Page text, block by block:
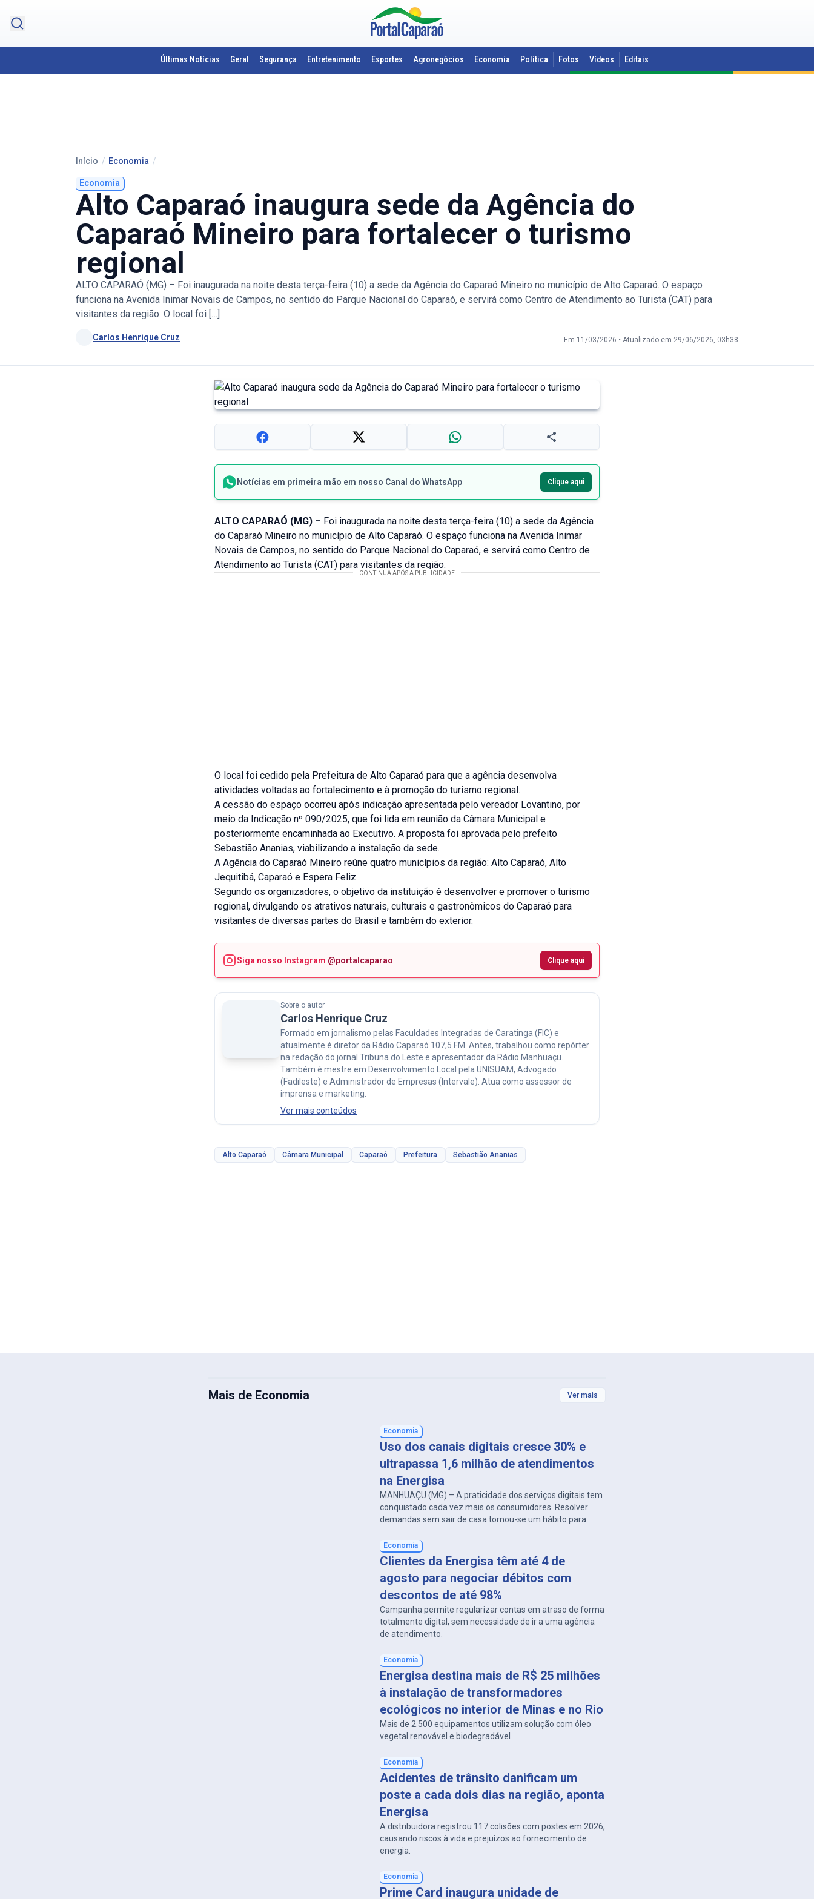
Últimas Notícias Geral Segurança Entretenimento Esportes Agronegócios Economia Política Fotos Vídeos Editais
Início / Economia /
Economia
Alto Caparaó inaugura sede da Agência do
Caparaó Mineiro para fortalecer o turismo
regional
ALTO CAPARAÓ (MG) – Foi inaugurada na noite desta terça-feira (10) a sede da Agência do Caparaó Mineiro no município de Alto Caparaó. O espaço
funciona na Avenida Inimar Novais de Campos, no sentido do Parque Nacional do Caparaó, e servirá como Centro de Atendimento ao Turista (CAT) para
visitantes da região. O local foi […]
Carlos Henrique Cruz Em 11/03/2026 • Atualizado em 29/06/2026, 03h38
Notícias em primeira mão em nosso Canal do WhatsApp Clique aqui
ALTO CAPARAÓ (MG) – Foi inaugurada na noite desta terça-feira (10) a sede da Agência
do Caparaó Mineiro no município de Alto Caparaó. O espaço funciona na Avenida Inimar
Novais de Campos, no sentido do Parque Nacional do Caparaó, e servirá como Centro de
Atendimento ao Turista (CAT) para visitantes da região.
O local foi cedido pela Prefeitura de Alto Caparaó para que a agência desenvolva
atividades voltadas ao fortalecimento e à promoção do turismo regional.
A cessão do espaço ocorreu após indicação apresentada pelo vereador Lovantino, por
meio da Indicação nº 090/2025, que foi lida em reunião da Câmara Municipal e
posteriormente encaminhada ao Executivo. A proposta foi aprovada pelo prefeito
Sebastião Ananias, viabilizando a instalação da sede.
A Agência do Caparaó Mineiro reúne quatro municípios da região: Alto Caparaó, Alto
Jequitibá, Caparaó e Espera Feliz.
Segundo os organizadores, o objetivo da instituição é desenvolver e promover o turismo
regional, divulgando os atrativos naturais, culturais e gastronômicos do Caparaó para
visitantes de diversas partes do Brasil e também do exterior.
Siga nosso Instagram @portalcaparao Clique aqui
Sobre o autor
Carlos Henrique Cruz
Formado em jornalismo pelas Faculdades Integradas de Caratinga (FIC) e
atualmente é diretor da Rádio Caparaó 107,5 FM. Antes, trabalhou como repórter
na redação do jornal Tribuna do Leste e apresentador da Rádio Manhuaçu.
Também é mestre em Desenvolvimento Local pela UNISUAM, Advogado
(Fadileste) e Administrador de Empresas (Intervale). Atua como assessor de
imprensa e marketing.
Ver mais conteúdos
Alto Caparaó Câmara Municipal Caparaó Prefeitura Sebastião Ananias
Mais de Economia Ver mais
Economia
Uso dos canais digitais cresce 30% e
ultrapassa 1,6 milhão de atendimentos
na Energisa
MANHUAÇU (MG) – A praticidade dos serviços digitais tem
conquistado cada vez mais os consumidores. Resolver
demandas sem sair de casa tornou-se um hábito para
percebida no relacionamento dos clientes com a Energisa
Minas Rio. Entre janeiro e junho de 2026, a distribuidora
realizou mais de 1,6 […]
Economia
Clientes da Energisa têm até 4 de
agosto para negociar débitos com
descontos de até 98%
Campanha permite regularizar contas em atraso de forma
totalmente digital, sem necessidade de ir a uma agência
de atendimento.
Economia
Energisa destina mais de R$ 25 milhões
à instalação de transformadores
ecológicos no interior de Minas e no Rio
Mais de 2.500 equipamentos utilizam solução com óleo
vegetal renovável e biodegradável
Economia
Acidentes de trânsito danificam um
poste a cada dois dias na região, aponta
Energisa
A distribuidora registrou 117 colisões com postes em 2026,
causando riscos à vida e prejuízos ao fornecimento de
energia.
Economia
Prime Card inaugura unidade de